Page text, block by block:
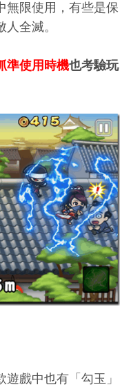
無限使用，有些是保
全滅。
準使用時機也考驗玩
戲中也有「勾玉」